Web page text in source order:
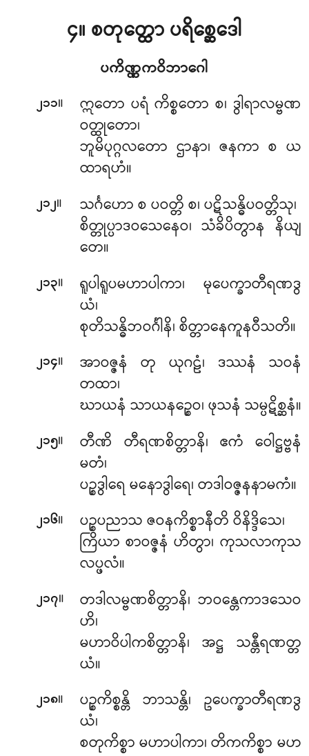
၄။ စတုတ္ထော ပရိစ္ဆေဒေါ
ပကိဏ္ဏကဝိဘာဂေါ
၂၁၁။ ဣတော ပရံ ကိစ္စတော စ၊ ဒွါရာလမ္ဗဏ
ဝတ္ထုတော၊
ဘူမိပုဂ္ဂလတော ဌာနာ၊ ဇနကာ စ ယ
ထာရဟံ။
၂၁၂။
သင်္ဂဟော စ ပဝတ္တိ စ၊ ပဋိသန္ဓိပဝတ္တိသု၊
စိတ္တုပ္ပာဒဝသေနေဝ၊ သံခိပိတွာန နိယျ
တေ။
၂၁၃။
ရူပါရူပမဟာပါကာ၊ မုပေက္ခာတီရဏဒွ
ယံ၊
စုတိသန္ဓိဘဝင်္ဂါနိ၊ စိတ္တာနေကူနဝီသတိ။
၂၁၄။
အာဝဇ္ဇနံ တု ယုဂဠံ၊ ဒဿနံ သဝနံ
တထာ၊
ဃာယနံ သာယနဉ္စေဝ၊ ဖုသနံ သမ္ပဋိစ္ဆနံ။
၂၁၅။
တီဏိ တီရဏစိတ္တာနိ၊ ဧကံ ဝေါဋ္ဌဗ္ဗနံ
မတံ၊
ပဉ္စဒွါရေ မနောဒွါရေ၊ တဒါဝဇ္ဇနနာမကံ။
၂၁၆။ ပဉ္စပညာသဇဝနကိစ္စာနီတိ ဝိနိဒ္ဒိသေ၊
ကြိယာ စာဝဇ္ဇနံ ဟိတွာ၊ ကုသလာကုသ
လပ္ဖလံ။
၂၁၇။
တဒါလမ္ဗဏစိတ္တာနိ၊ ဘဝန္တေကာဒသေဝ
ဟိ၊
မဟာဝိပါကစိတ္တာနိ၊ အဋ္ဌ သန္တီရဏတ္တ
ယံ။
၂၁၈။
ပဉ္စကိစ္စန္တိ ဘာသန္တိ၊ ဥပေက္ခာတီရဏဒွ
ယံ၊
စတုကိစ္စာ မဟာပါကာ၊ တိကကိစ္စာ မဟ